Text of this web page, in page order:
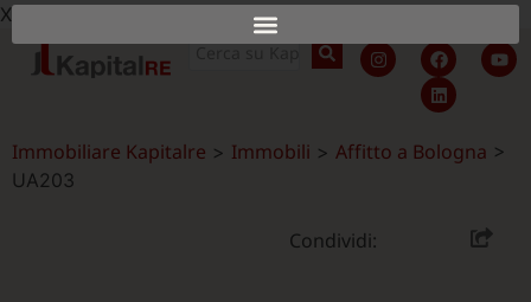
X
Immobiliare Kapitalre > Immobili > Affitto a Bologna >
UA203
Condividi: